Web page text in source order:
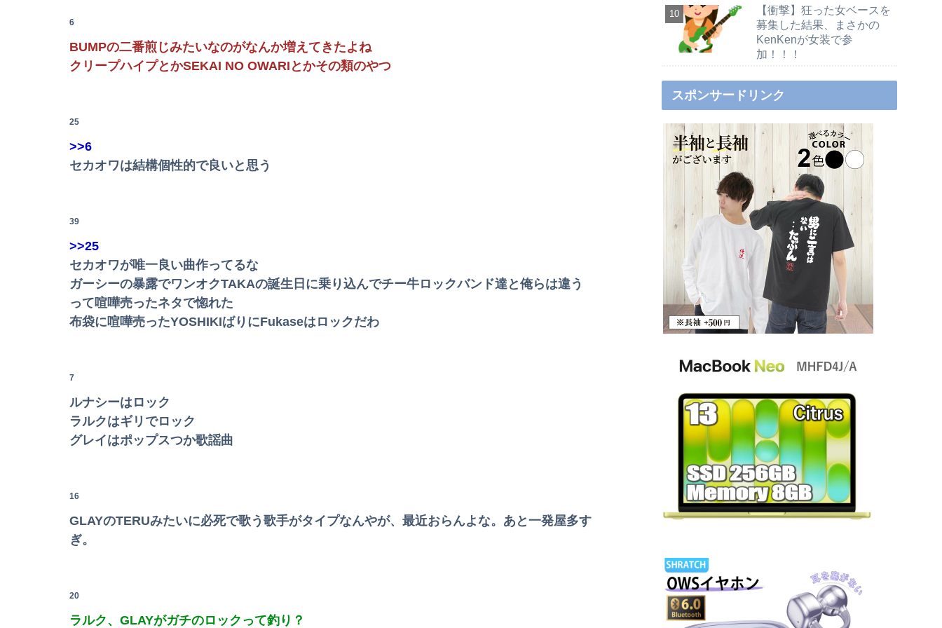
Powered by livedoor 相互RSS
日本人「ジョジョの最高傑作は3部！」←これ謎だよな
【悲報】乃木オタ『イコラブやとき宣と比べて肌のキメ細やかさが違う』
6
BUMPの二番煎じみたいなのがなんか増えてきたよね
クリープハイプとかSEKAI NO OWARIとかその類のやつ
25
>>6
セカオワは結構個性的で良いと思う
39
>>25
セカオワが唯一良い曲作ってるな
ガーシーの暴露でワンオクTAKAの誕生日に乗り込んでチー牛ロックバンド達と俺らは違う
って喧嘩売ったネタで惚れた
布袋に喧嘩売ったYOSHIKIばりにFukaseはロックだわ
7
ルナシーはロック
ラルクはギリでロック
グレイはポップスつか歌謡曲
16
GLAYのTERUみたいに必死で歌う歌手がタイプなんやが、最近おらんよな。あと一発屋多す
ぎ。
20
ラルク、GLAYがガチのロックって釣り？
【衝撃】狂った女ベースを
募集した結果、まさかの
KenKenが女装で参
加！！！
スポンサードリンク